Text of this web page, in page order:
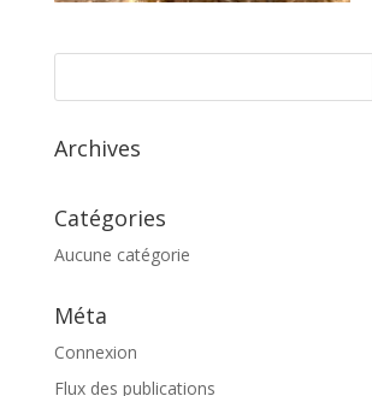
Archives
Catégories
Aucune catégorie
Méta
Connexion
Flux des publications